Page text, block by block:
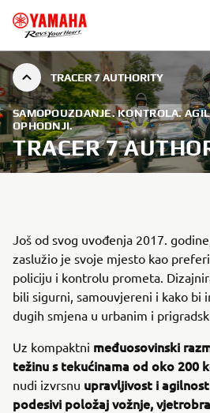
TRACER 7 AUTHORITY
SAMOPOUZDANJE. KONTROLA.
OPHODNJI.
TRACER 7
Još od svog uvođenja 2017.
zaslužio je svoje mjesto kao
policiju i kontrolu prometa.
bili sigurni, samouvjereni i kako bi
dugih smjena u urbanim i
Uz kompaktni međuosovinski
težinu s tekućinama od oko 200
nudi izvrsnu upravljivost i agilnost
podesivi položaj vožnje,